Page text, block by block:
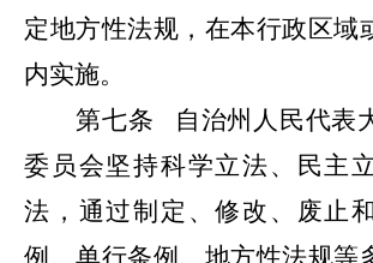
定地方性法规，在本行政区域
内实施。
第七条
自治州人民代表
委员会坚持科学立法、民主
法，通过制定、修改、废止